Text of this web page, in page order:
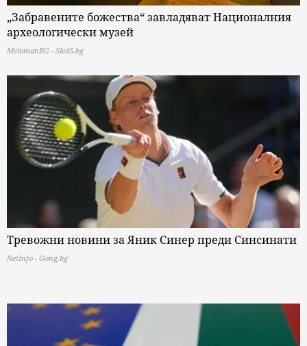
„Забравените божества“ завладяват Националния
археологически музей
MelomanBG - Sled5.bg
Тревожни новини за Яник Синер преди Синсинати
NetInfo - Gong.bg